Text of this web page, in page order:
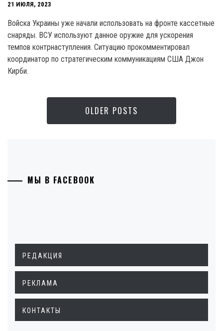
21 ИЮЛЯ, 2023
Войска Украины уже начали использовать на фронте кассетные
снаряды. ВСУ используют данное оружие для ускорения
темпов контрнаступления. Ситуацию прокомментировал
координатор по стратегическим коммуникациям США Джон
Кирби.
OLDER POSTS
МЫ В FACEBOOK
РЕДАКЦИЯ
РЕКЛАМА
КОНТАКТЫ